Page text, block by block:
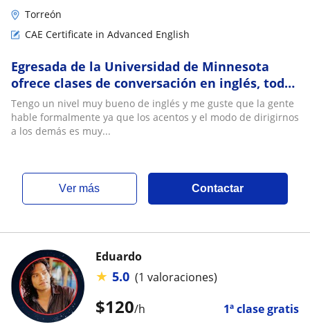
Torreón
CAE Certificate in Advanced English
Egresada de la Universidad de Minnesota
ofrece clases de conversación en inglés, todos
los niveles. Resultados garantizados
Tengo un nivel muy bueno de inglés y me guste que la gente
hable formalmente ya que los acentos y el modo de dirigirnos
a los demás es muy...
ver más Contactar
$120/h 1ª clase gratis
Eduardo
★ 5.0 (1 valoraciones)